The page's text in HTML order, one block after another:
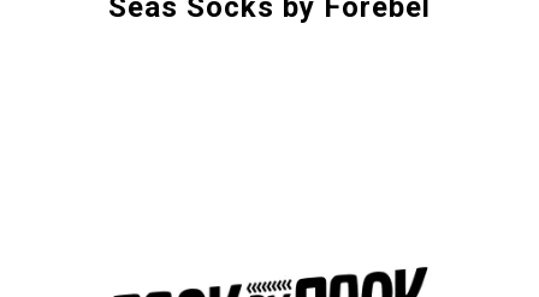
Seas Socks by Forebel